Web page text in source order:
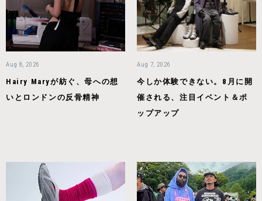
Aug 8, 2026
Hairy Maryが紡ぐ、母への想
いとロンドンの反骨精神
Aug 7, 2026
今しか体験できない。8月に開
催される、注目イベント＆ポ
ップアップ